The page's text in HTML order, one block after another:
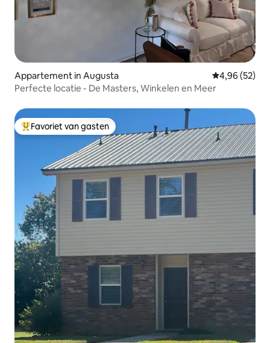
Appartement in Augusta Gemiddelde
4,96 (52)
Perfecte locatie - De Masters, Winkelen en Meer
Topfavoriet van gasten
Favoriet van gasten